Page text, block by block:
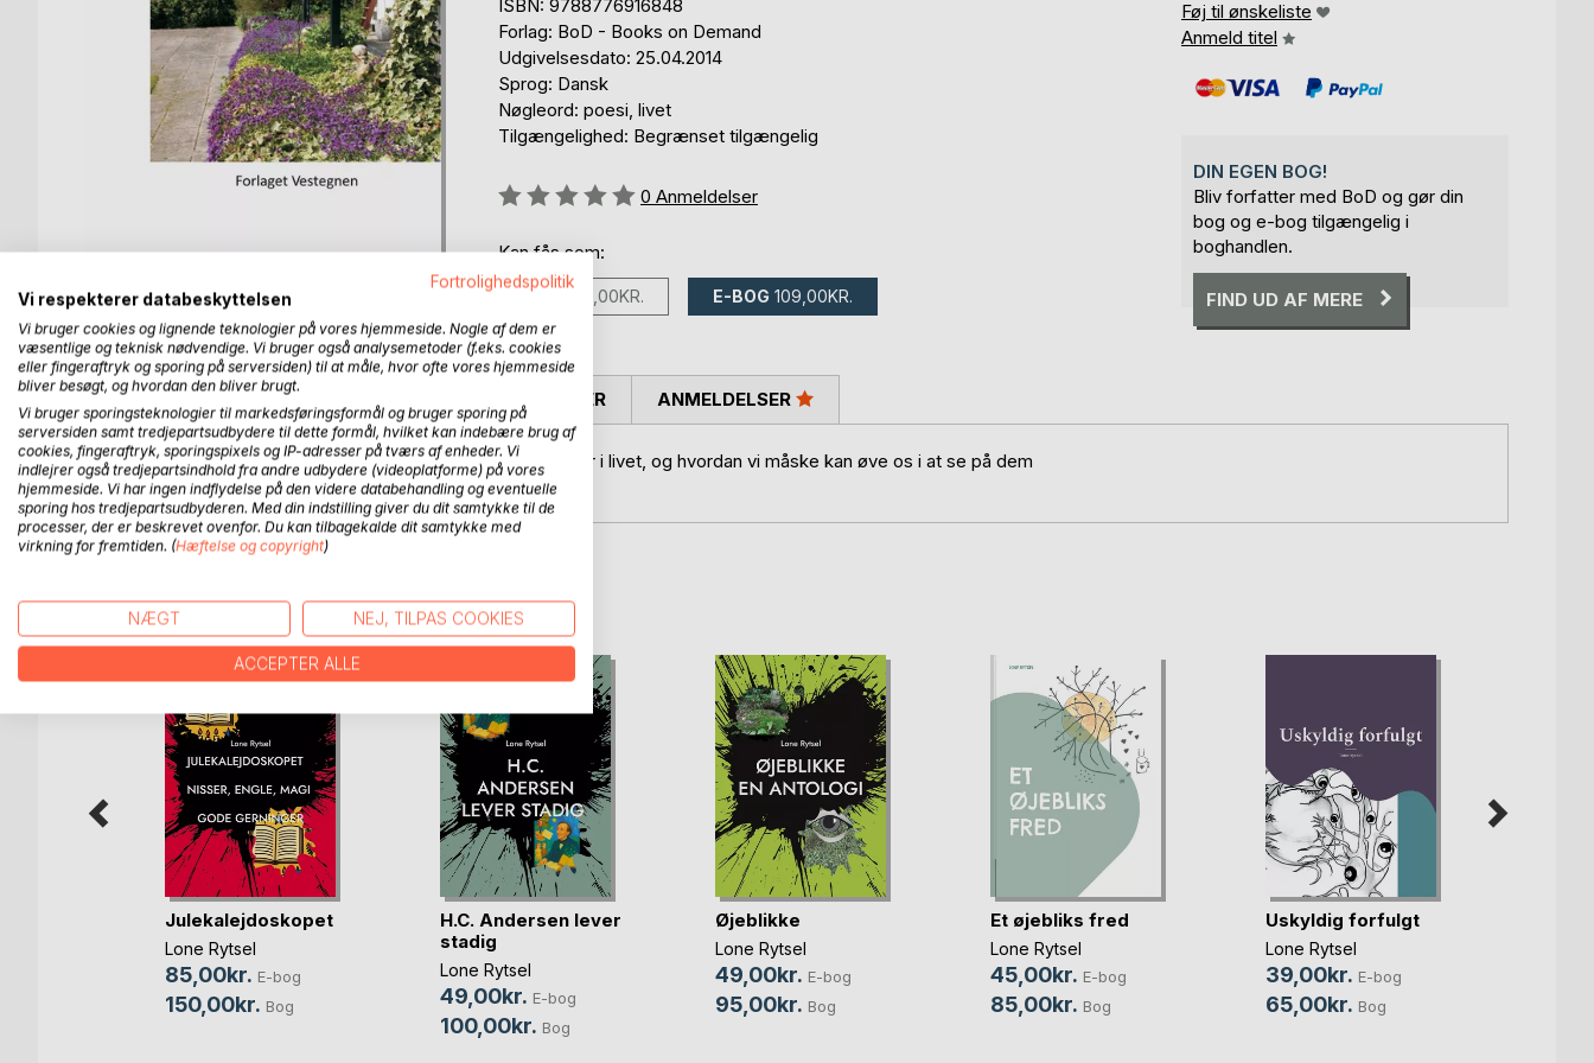
ISBN: 9788776916848
Forlag: BoD - Books on Demand
Udgivelsesdato: 25.04.2014
Sprog: Dansk
Nøgleord: poesi, livet
Tilgængelighed: Begrænset tilgængelig
Anmeldelse::
0 Anmeldelser
Kan fås som:
BOG 140,00KR. E-BOG 109,00KR.
Føj til ønskeliste
Anmeld titel
DIN EGEN BOG!
Bliv forfatter med BoD og gør din
bog og e-bog tilgængelig i
boghandlen.
FIND UD AF MERE
BESKRIVELSE
Bogen handler om de mange hændelser, vi kommer ud for i livet, og hvordan vi måske kan øve os i at se på dem
med andre øjne for at skønne på det, vi har.
FORFATTER PRESSEN SKRIVER ANMELDELSER
FLERE TITLER HOSBoD
Julekalejdoskopet
Lone Rytsel
85,00kr. E-bog
150,00kr. Bog
H.C. Andersen lever
stadig
Lone Rytsel
49,00kr. E-bog
100,00kr. Bog
Øjeblikke
Lone Rytsel
49,00kr. E-bog
95,00kr. Bog
Et øjebliks fred
Lone Rytsel
45,00kr. E-bog
85,00kr. Bog
Uskyldig forfulgt
Lone Rytsel
39,00kr. E-bog
65,00kr. Bog
Fortrolighedspolitik
Vi respekterer databeskyttelsen
Vi bruger cookies og lignende teknologier på vores hjemmeside. Nogle af dem er
væsentlige og teknisk nødvendige. Vi bruger også analysemetoder (f.eks. cookies
eller fingeraftryk og sporing på serversiden) til at måle, hvor ofte vores hjemmeside
bliver besøgt, og hvordan den bliver brugt.
Vi bruger sporingsteknologier til markedsføringsformål og bruger sporing på
serversiden samt tredjepartsudbydere til dette formål, hvilket kan indebære brug af
cookies, fingeraftryk, sporingspixels og IP-adresser på tværs af enheder. Vi
indlejrer også tredjepartsindhold fra andre udbydere (videoplatforme) på vores
hjemmeside. Vi har ingen indflydelse på den videre databehandling og eventuelle
sporing hos tredjepartsudbyderen. Med din indstilling giver du dit samtykke til de
processer, der er beskrevet ovenfor. Du kan tilbagekalde dit samtykke med
virkning for fremtiden. (Hæftelse og copyright)
NÆGT NEJ, TILPAS COOKIES
ACCEPTER ALLE